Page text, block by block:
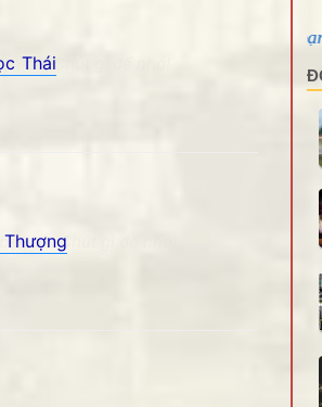
Thái
bè. Chút gì để nhớ!
bè. Chút gì để nhớ!
Thân ái chào các bạn đến với Bản